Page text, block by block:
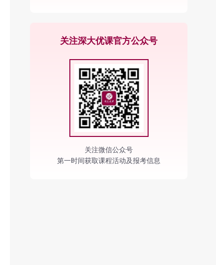
关注深大优课官方公众号
关注微信公众号
第一时间获取课程活动及报考信息